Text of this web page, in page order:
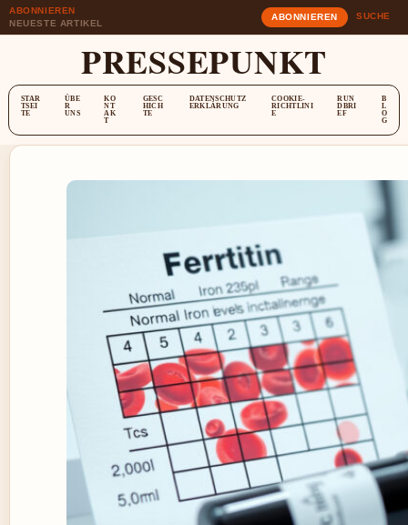
ABONNIEREN
NEUESTE ARTIKEL
ABONNIEREN SUCHE
PRESSEPUNKT
STAR
TSEI
TE
ÜBE
R
UNS
KO
NT
AK
T
GESC
HICH
TE
DATENSCHUTZ
ERKLÄRUNG
COOKIE-
RICHTLINI
E
RUN
DBRI
EF
B
L
O
G